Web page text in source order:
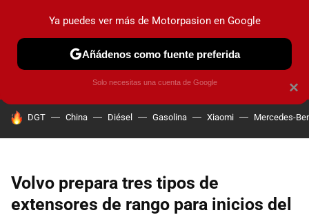
PRUEBAS COCHES ELÉCTRICOS OBSERVATORIO
HOY SE HABLA DE
DGT China Diésel Gasolina Xiaomi Mercedes-
Volvo prepara tres tipos de
extensores de rango para inicios del
×
Ya puedes ver más de Motorpasion en Google
Añádenos como fuente preferida
Solo necesitas una cuenta de Google